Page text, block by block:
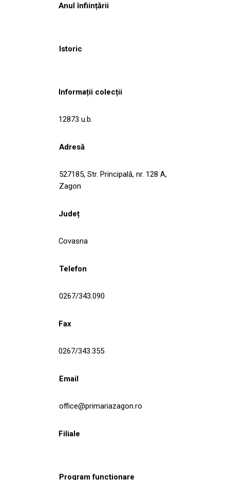
Anul înființării
Istoric
Informații colecții
12873 u.b.
Adresă
527185, Str. Principală, nr. 128 A,
Zagon
Județ
Covasna
Telefon
0267/343.090
Fax
0267/343.355
Email
office@primariazagon.ro
Filiale
Program funcționare